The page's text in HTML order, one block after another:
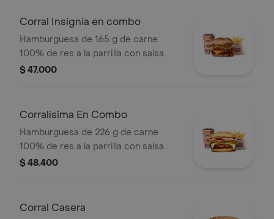
bebida pet
Corral Insignia en combo
Hamburguesa de 165 g de carne
100% de res a la parrilla con salsa
BBQ, tocineta, queso americano,
mostaza en pan papa + papas Corral
$ 47.000
Corralísima En Combo
Hamburguesa de 226 g de carne
100% de res a la parrilla con salsa
bbq, queso mozzarella, tomate,
pet
$ 48.400
Corral Casera